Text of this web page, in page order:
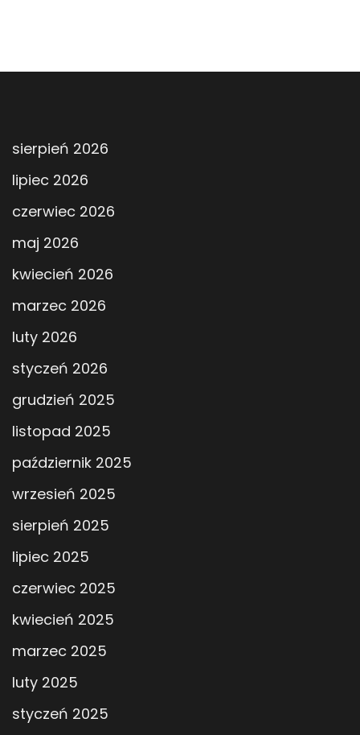
sierpień 2026
lipiec 2026
czerwiec 2026
maj 2026
kwiecień 2026
marzec 2026
luty 2026
styczeń 2026
grudzień 2025
listopad 2025
październik 2025
wrzesień 2025
sierpień 2025
lipiec 2025
czerwiec 2025
kwiecień 2025
marzec 2025
luty 2025
styczeń 2025